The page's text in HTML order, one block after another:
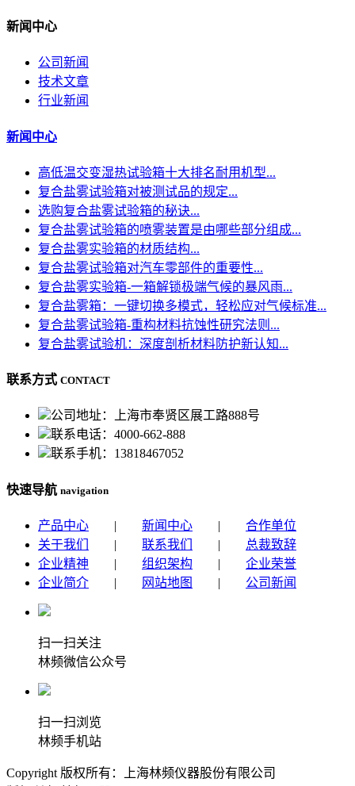
新闻中心
公司新闻
技术文章
行业新闻
新闻中心
高低温交变湿热试验箱十大排名耐用机型...
复合盐雾试验箱对被测试品的规定...
选购复合盐雾试验箱的秘诀...
复合盐雾试验箱的喷雾装置是由哪些部分组成...
复合盐雾实验箱的材质结构...
复合盐雾试验箱对汽车零部件的重要性...
复合盐雾实验箱-一箱解锁极端气候的暴风雨...
复合盐雾箱：一键切换多模式，轻松应对气候标准...
复合盐雾试验箱-重构材料抗蚀性研究法则...
复合盐雾试验机：深度剖析材料防护新认知...
联系方式 CONTACT
公司地址：上海市奉贤区展工路888号
联系电话：4000-662-888
联系手机：13818467052
快速导航 navigation
产品中心 | 新闻中心 | 合作单位
关于我们
| 联系我们 | 总裁致辞
企业精神 | 组织架构 | 企业荣誉
企业简介 | 网站地图 | 公司新闻
扫一扫关注
林频微信公众号
扫一扫浏览
林频手机站
Copyright 版权所有：上海林频仪器股份有限公司